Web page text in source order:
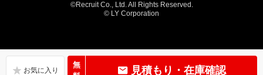
無
見積もり・在庫確認
©Recruit Co., Ltd. All Rights Reserved.
© LY Corporation